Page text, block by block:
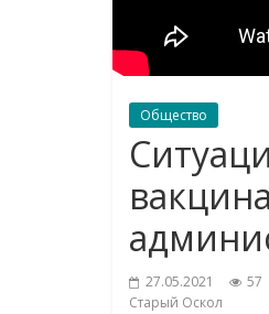
Общество
27.05.2021 57
Старый Оскол